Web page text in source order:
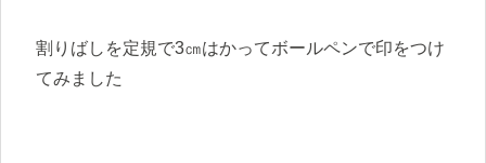
割りばしを定規で3㎝はかってボールペンで印をつけ
てみました